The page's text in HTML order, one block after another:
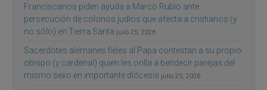
Franciscanos piden ayuda a Marco Rubio ante
persecución de colonos judíos que afecta a cristianos (y
no sólo) en Tierra Santa julio 25, 2026
Sacerdotes alemanes fieles al Papa contestan a su propio
obispo (y cardenal) quien les orilla a bendecir parejas del
mismo sexo en importante diócesis julio 25, 2026